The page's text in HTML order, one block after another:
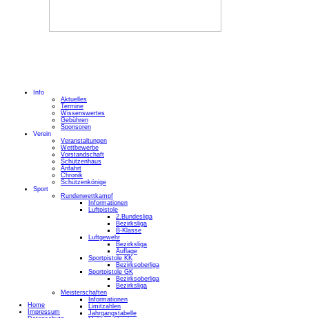
Home
Impressum
Info
Aktuelles
Termine
Wissenswertes
Gebühren
Sponsoren
Verein
Veranstaltungen
Wettbewerbe
Vorstandschaft
Schützenhaus
Anfahrt
Chronik
Schützenkönige
Sport
Rundenwettkampf
Informationen
Luftpistole
2.Bundesliga
Bezirksliga
B-Klasse
Luftgewehr
Bezirksliga
Auflage
Sportpistole KK
Bezirksoberliga
Sportpistole GK
Bezirksoberliga
Bezirksliga
Meisterschaften
Informationen
Limitzahlen
Jahrgangstabelle